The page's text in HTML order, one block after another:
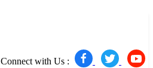
Connect with Us :